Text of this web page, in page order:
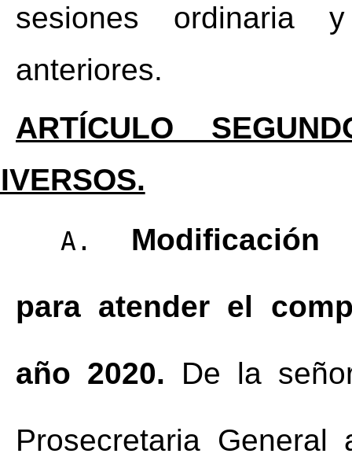
sesiones ordinaria
anteriores.
ARTÍCULO
A. Modificación
para atender el
año 2020. De la
Prosecretaria